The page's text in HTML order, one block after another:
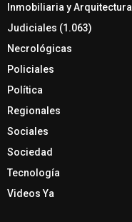
Inmobiliaria y Arquitectura
Judiciales (1.063)
Necrológicas
Policiales
Política
Regionales
Sociales
Sociedad
Tecnología
Videos Ya